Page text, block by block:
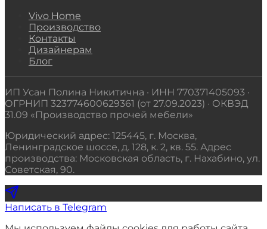
Vivo Home
Производство
Контакты
Дизайнерам
Блог
ИП Усан Полина Никитична · ИНН 770371405093 ·
ОГРНИП 323774600629361 (от 27.09.2023) · ОКВЭД
31.09 «Производство прочей мебели»
Юридический адрес: 125445, г. Москва,
Ленинградское шоссе, д. 128, к. 2, кв. 55. Адрес
производства: Московская область, г. Нахабино, ул.
Советская, 90.
Написать в Telegram